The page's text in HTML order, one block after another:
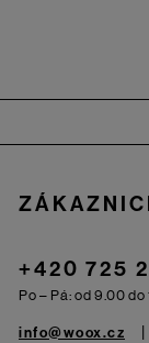
+420 725
Po – Pá: od 9.00 do
info@woox.cz